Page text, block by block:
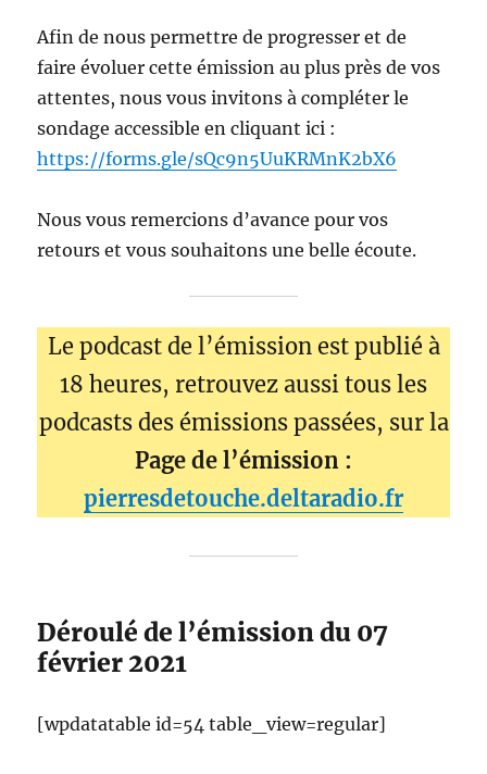
Afin de nous permettre de progresser et de
faire évoluer cette émission au plus près de vos
attentes, nous vous invitons à compléter le
sondage accessible en cliquant ici :
https://forms.gle/sQc9n5UuKRMnK2bX6
Nous vous remercions d’avance pour vos
retours et vous souhaitons une belle écoute.
Le podcast de l’émission est publié à
18 heures, retrouvez aussi tous les
podcasts des émissions passées, sur la
Page de l’émission :
pierresdetouche.deltaradio.fr
Déroulé de l’émission du 07
février 2021
[wpdatatable id=54 table_view=regular]